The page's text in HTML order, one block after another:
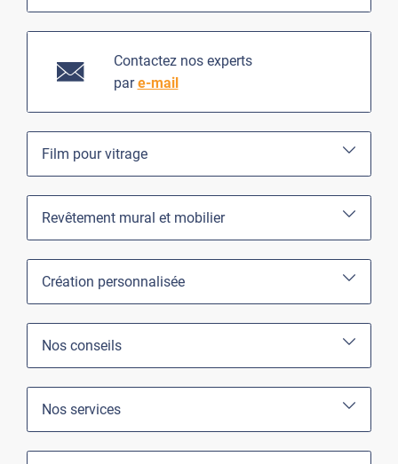
Contactez nos experts
pare-mail
Film pour vitrage
Revêtement mural et mobilier
Création personnalisée
Nos conseils
Nos services